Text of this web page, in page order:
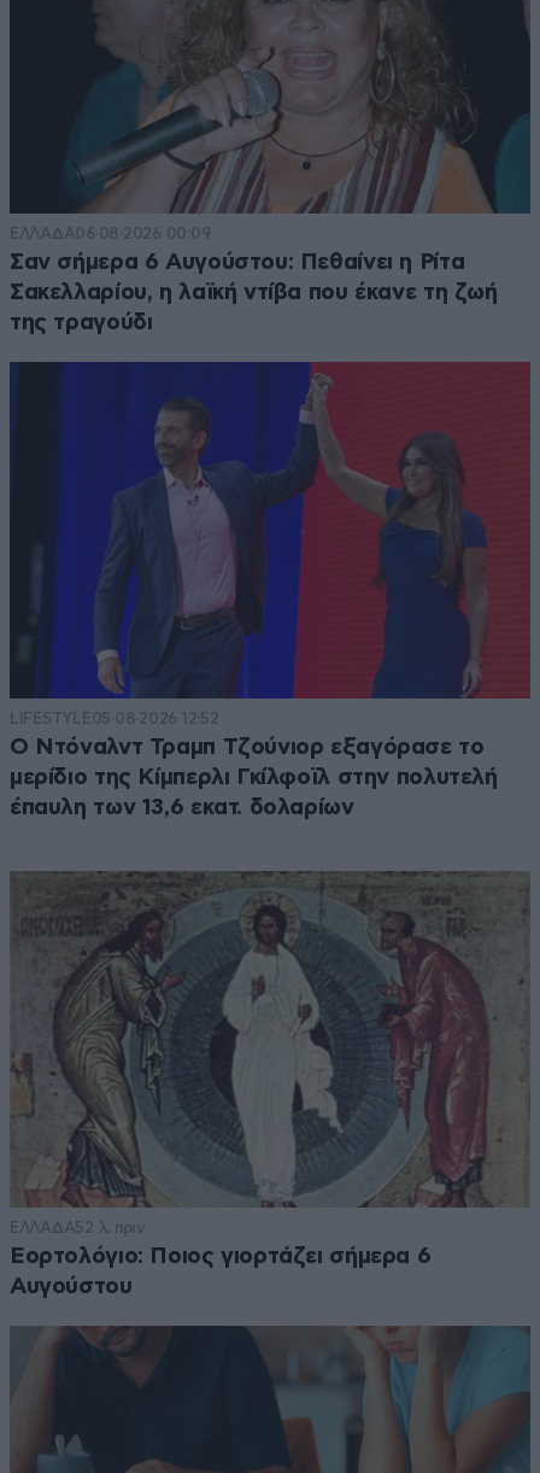
ΕΛΛΑΔΑ06·08·2026 00:09
Σαν σήμερα 6 Αυγούστου: Πεθαίνει η Ρίτα
Σακελλαρίου, η λαϊκή ντίβα που έκανε τη ζωή
της τραγούδι
LIFESTYLE05·08·2026 12:52
Ο Ντόναλντ Τραμπ Τζούνιορ εξαγόρασε το
μερίδιο της Κίμπερλι Γκίλφοϊλ στην πολυτελή
έπαυλη των 13,6 εκατ. δολαρίων
ΕΛΛΑΔΑ52 λ. πριν
Εορτολόγιο: Ποιος γιορτάζει σήμερα 6
Αυγούστου